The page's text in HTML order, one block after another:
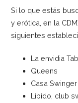
Si lo que estás
y erótica, en la
siguientes
La envidia
Queens
Casa Swinger
Libido, club